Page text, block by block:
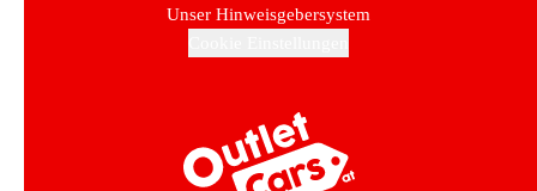
Unser Hinweisgebersystem
Zur Startseite